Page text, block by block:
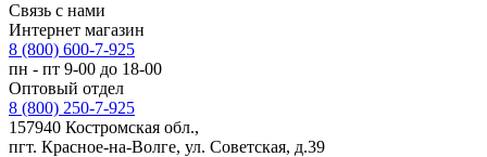
Связь с нами
Интернет магазин
8 (800) 600-7-925
пн - пт 9-00 до 18-00
Оптовый отдел
8 (800) 250-7-925
157940 Костромская обл.,
пгт. Красное-на-Волге, ул. Советская, д.39